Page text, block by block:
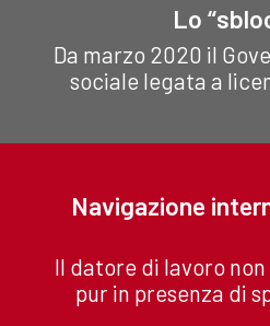
Lo
Da marzo 2020 il
sociale legata a
Navigazione
Il datore di lavoro
pur in presenza di